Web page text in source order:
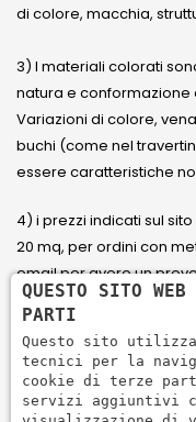
di colore, macchia,
3) I materiali colorati
natura e conformazione
Variazioni di colore,
buchi (come nel
essere caratteristiche
4) i prezzi indicati sul
20 mq, per ordini con
email per avere un
il cliente.
5) Paga con Carta di
Mastercard tramite il
inviare denaro e
QUESTO SITO
PARTI
Questo sito
tecnici per la
cookie di terze
servizi aggiuntivi